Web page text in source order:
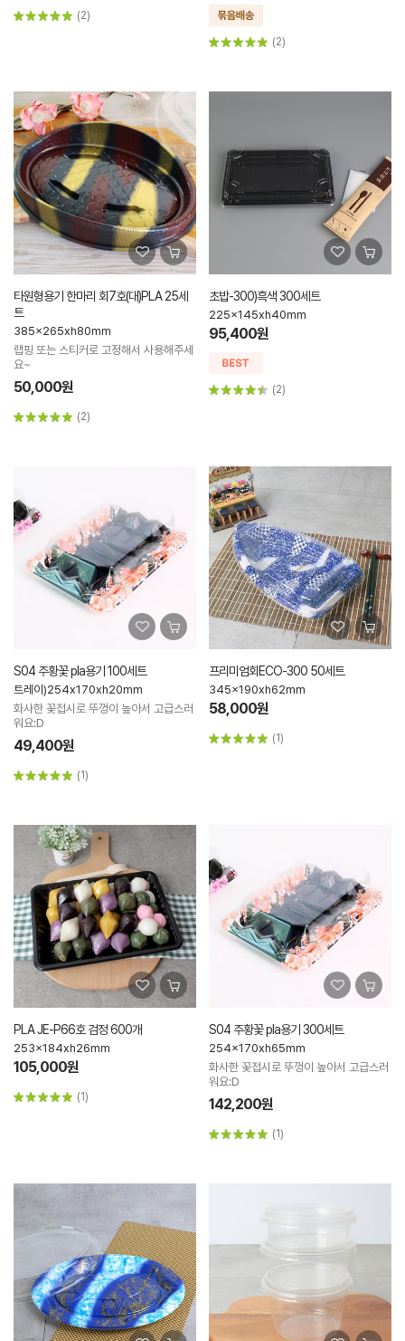
(2)
(2)
타원형용기 한마리 회7호(대)PLA 25세
트
385x265xh80mm
랩핑 또는 스티커로 고정해서 사용해주세
요~
50,000원
(2)
초밥-300)흑색 300세트
225x145xh40mm
95,400원
(2)
S04 주황꽃 pla용기 100세트
트레이)254x170xh20mm
화사한 꽃접시로 뚜껑이 높아서 고급스러
워요:D
49,400원
(1)
프리미엄회ECO-300 50세트
345x190xh62mm
58,000원
(1)
PLA JE-P66호 검정 600개
253x184xh26mm
105,000원
(1)
S04 주황꽃 pla용기 300세트
254x170xh65mm
화사한 꽃접시로 뚜껑이 높아서 고급스러
워요:D
142,200원
(1)